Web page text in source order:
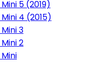
5 (2019)
4 (2015)
3
2